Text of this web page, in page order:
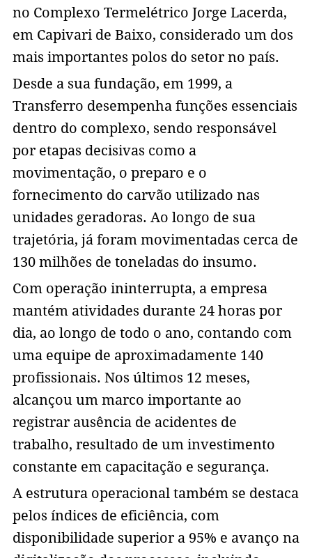
no Complexo Termelétrico Jorge Lacerda,
em Capivari de Baixo, considerado um dos
mais importantes polos do setor no país.
Desde a sua fundação, em 1999, a
Transferro desempenha funções essenciais
dentro do complexo, sendo responsável
por etapas decisivas como a
movimentação, o preparo e o
fornecimento do carvão utilizado nas
unidades geradoras. Ao longo de sua
trajetória, já foram movimentadas cerca de
130 milhões de toneladas do insumo.
Com operação ininterrupta, a empresa
mantém atividades durante 24 horas por
dia, ao longo de todo o ano, contando com
uma equipe de aproximadamente 140
profissionais. Nos últimos 12 meses,
alcançou um marco importante ao
registrar ausência de acidentes de
trabalho, resultado de um investimento
constante em capacitação e segurança.
A estrutura operacional também se destaca
pelos índices de eficiência, com
disponibilidade superior a 95% e avanço na